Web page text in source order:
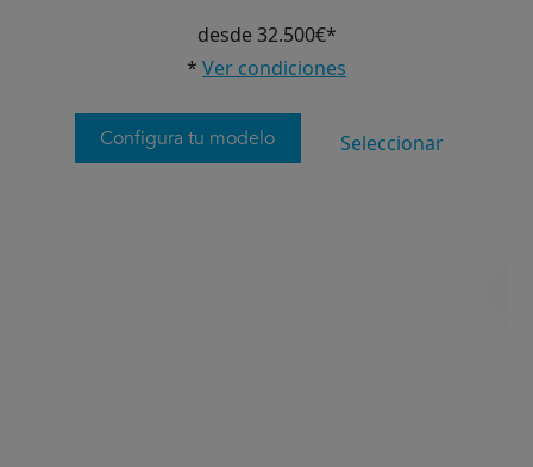
desde 32.500€*
* Ver condiciones
Configura tu modelo Seleccionar